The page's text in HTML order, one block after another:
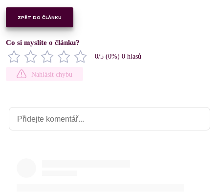
ZPĚT DO ČLÁNKU
Co si myslíte o článku?
0/5 (0%) 0 hlasů
Nahlásit chybu